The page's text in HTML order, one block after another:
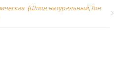
(Шпон натуральный,Тон